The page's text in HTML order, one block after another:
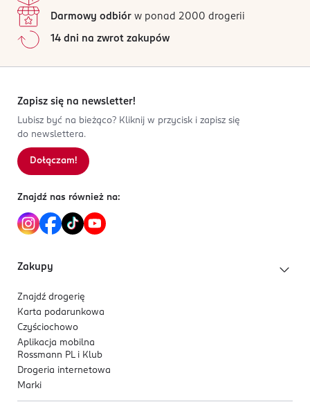
Darmowy odbiór w ponad 2000 drogerii
14 dni na zwrot zakupów
Zapisz się na newsletter!
Lubisz być na bieżąco? Kliknij w przycisk i zapisz się
do newslettera.
Dołączam!
Znajdź nas również na:
Zakupy
Znajdź drogerię
Karta podarunkowa
Czyściochowo
Aplikacja mobilna
Rossmann PL i Klub
Drogeria internetowa
Marki